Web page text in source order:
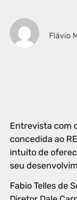
Flávio
Entrevista com
concedida ao
intuito de
seu
Fabio Telles de